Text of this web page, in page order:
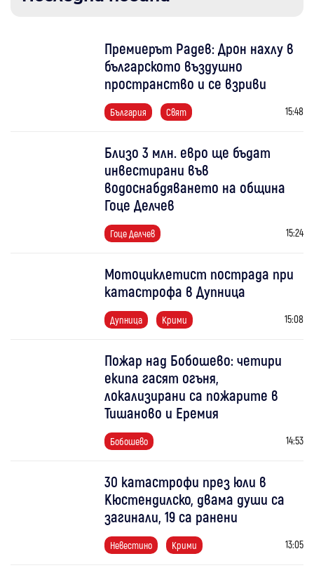
Премиерът Радев: Дрон нахлу в
българското въздушно
пространство и се взриви
България Свят 15:48
Близо 3 млн. евро ще бъдат
инвестирани във
водоснабдяването на община
Гоце Делчев
Гоце Делчев 15:24
Мотоциклетист пострада при
катастрофа в Дупница
Дупница Крими 15:08
Пожар над Бобошево: четири
екипа гасят огъня,
локализирани са пожарите в
Тишаново и Еремия
Бобошево 14:53
30 катастрофи през юли в
Кюстендилско, двама души са
загинали, 19 са ранени
Невестино Крими 13:05